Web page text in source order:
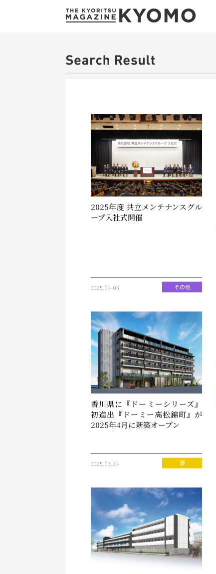
2025年度 共立メンテナンスグル
ープ入社式開催
2025.04.03 その他
香川県に『ドーミーシリーズ』
初進出『ドーミー高松錦町』が
2025年4月に新築オープン
2025.03.24 寮